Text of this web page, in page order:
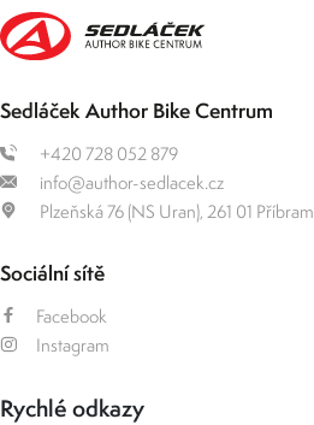
Sedláček Author Bike Centrum
+420 728 052 879
info@author-sedlacek.cz
Plzeňská 76 (NS Uran), 261 01 Příbram
Sociální sítě
Facebook
Instagram
Rychlé odkazy